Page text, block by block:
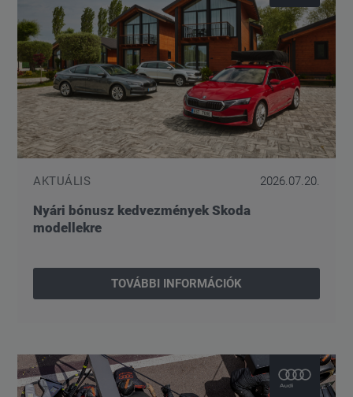
AKTUÁLIS 2026.07.20.
Nyári bónusz kedvezmények Skoda
modellekre
TOVÁBBI INFORMÁCIÓK